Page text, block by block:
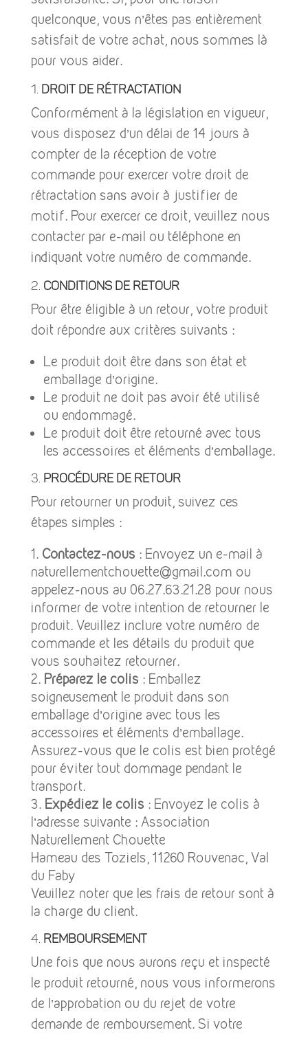
quelconque, vous n’êtes pas entièrement
satisfait de votre achat, nous sommes là
pour vous aider.
1. Droit de Rétractation
Conformément à la législation en vigueur,
vous disposez d’un délai de 14 jours à
compter de la réception de votre
commande pour exercer votre droit de
rétractation sans avoir à justifier de
motif. Pour exercer ce droit, veuillez nous
contacter par e-mail ou téléphone en
indiquant votre numéro de commande.
2. Conditions de Retour
Pour être éligible à un retour, votre produit
doit répondre aux critères suivants :
Le produit doit être dans son état et
emballage d’origine.
Le produit ne doit pas avoir été utilisé
ou endommagé.
Le produit doit être retourné avec tous
les accessoires et éléments d’emballage.
3. Procédure de Retour
Pour retourner un produit, suivez ces
étapes simples :
Contactez-nous : Envoyez un e-mail à
naturellementchouette@gmail.com ou
appelez-nous au 06.27.63.21.28 pour nous
informer de votre intention de retourner le
produit. Veuillez inclure votre numéro de
commande et les détails du produit que
vous souhaitez retourner.
Préparez le colis : Emballez
soigneusement le produit dans son
emballage d’origine avec tous les
accessoires et éléments d’emballage.
Assurez-vous que le colis est bien protégé
pour éviter tout dommage pendant le
transport.
Expédiez le colis : Envoyez le colis à
l’adresse suivante : Association
Naturellement Chouette
Hameau des Toziels, 11260 Rouvenac, Val
du Faby
Veuillez noter que les frais de retour sont à
la charge du client.
4. Remboursement
Une fois que nous aurons reçu et inspecté
le produit retourné, nous vous informerons
de l’approbation ou du rejet de votre
demande de remboursement. Si votre